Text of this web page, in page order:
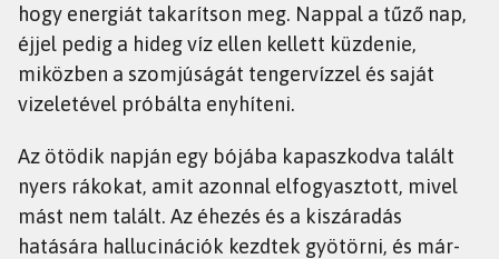
hogy energiát takarítson meg. Nappal a tűző nap,
éjjel pedig a hideg víz ellen kellett küzdenie,
miközben a szomjúságát tengervízzel és saját
vizeletével próbálta enyhíteni.
Az ötödik napján egy bójába kapaszkodva talált
nyers rákokat, amit azonnal elfogyasztott, mivel
mást nem talált. Az éhezés és a kiszáradás
hatására hallucinációk kezdtek gyötörni, és már-